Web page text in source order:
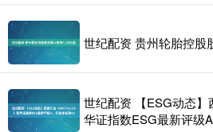
世纪配资 贵州轮胎控股
世纪配资 【ESG动态】
华证指数ESG最新评级